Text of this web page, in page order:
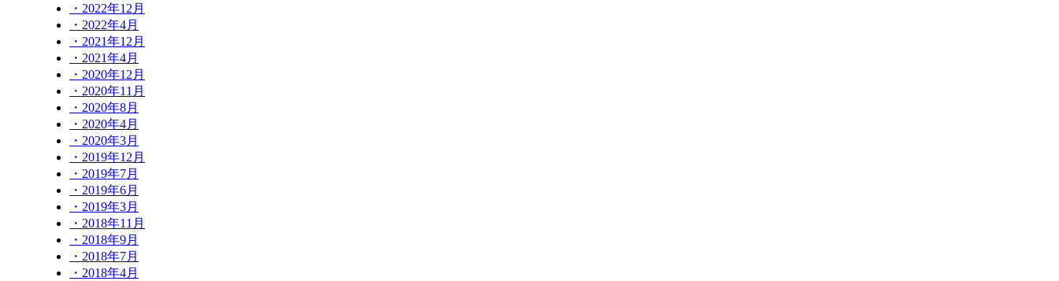
・2022年12月
・2022年4月
・2021年12月
・2021年4月
・2020年12月
・2020年11月
・2020年8月
・2020年4月
・2020年3月
・2019年12月
・2019年7月
・2019年6月
・2019年3月
・2018年11月
・2018年9月
・2018年7月
・2018年4月